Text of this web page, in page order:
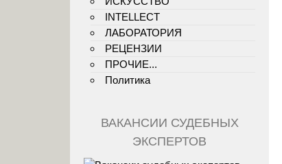
INTELLECT
ЛАБОРАТОРИЯ
РЕЦЕНЗИИ
ПРОЧИЕ...
Политика
ВАКАНСИИ СУДЕБНЫХ
ЭКСПЕРТОВ